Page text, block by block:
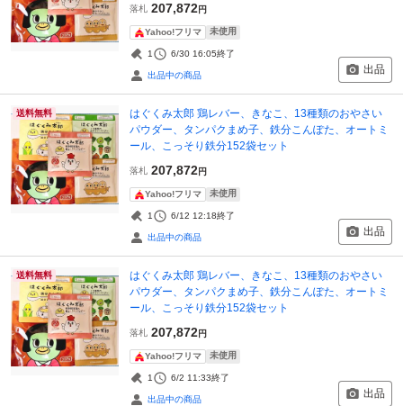
落札 207,872円
Yahoo!フリマ 未使用
1 6/30 16:05終了
出品中の商品 出品
送料無料
はぐくみ太郎 鶏レバー、きなこ、13種類のおやさい
パウダー、タンパクまめ子、鉄分こんぽた、オートミ
ール、こっそり鉄分152袋セット
落札 207,872円
Yahoo!フリマ 未使用
1 6/12 12:18終了
出品中の商品 出品
送料無料
はぐくみ太郎 鶏レバー、きなこ、13種類のおやさい
パウダー、タンパクまめ子、鉄分こんぽた、オートミ
ール、こっそり鉄分152袋セット
落札 207,872円
Yahoo!フリマ 未使用
1 6/2 11:33終了
出品中の商品 出品